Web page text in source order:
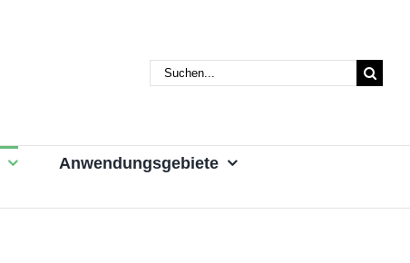
Suche
nach:
Anwendungsgebiete